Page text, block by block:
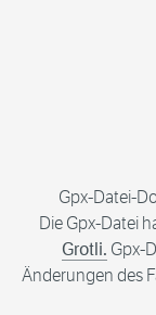
Gpx-Datei-
Die Gpx-Datei
Grotli. Gpx-
Änderungen des